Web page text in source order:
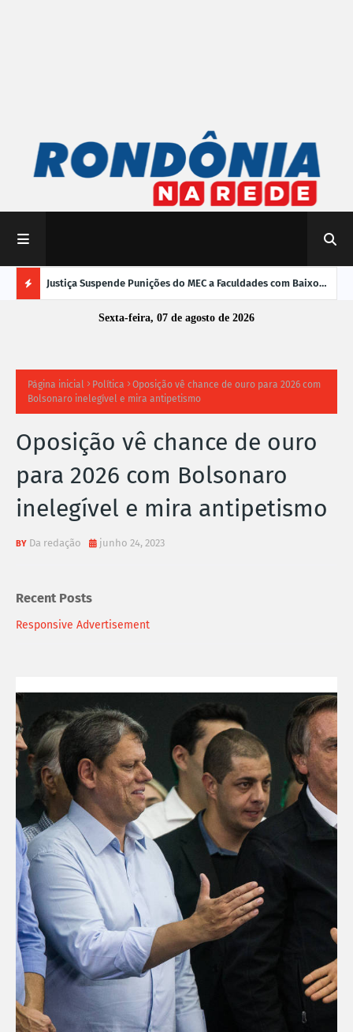
A
S
N
C
I
S
Justiça Suspende Punições do MEC a Faculdades com Baixo
Desempenho no Enamed
Sexta-feira, 07 de agosto de 2026
Página inicial Política
Oposição vê chance de ouro para 2026 com
Bolsonaro inelegível e mira antipetismo
Oposição vê chance de ouro
para 2026 com Bolsonaro
inelegível e mira antipetismo
Da redação junho 24, 2023
Recent Posts
Responsive Advertisement